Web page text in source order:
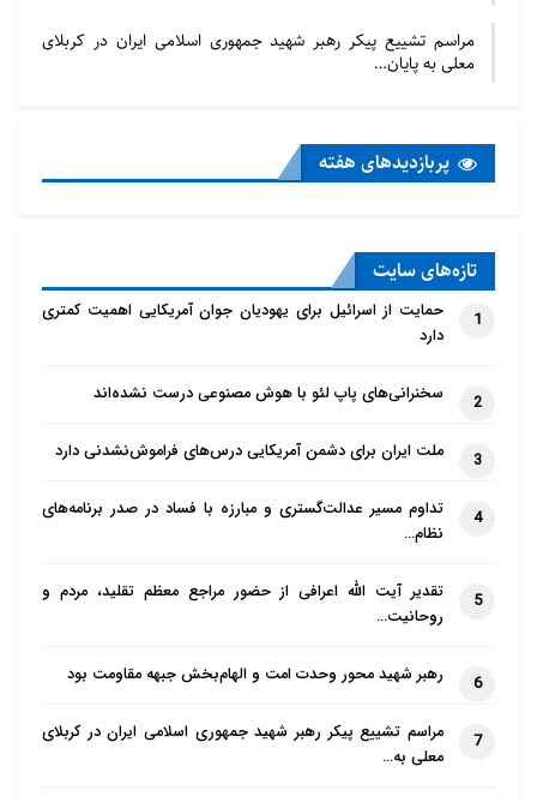
مراسم تشییع پیکر رهبر شهید جمهوری اسلامی ایران در کربلای
معلی به پایان…
پربازدید‌های هفته
تازه‌‌های سایت
1
حمایت از اسرائیل برای یهودیان جوان آمریکایی اهمیت کمتری
دارد
2 سخنرانی‌های پاپ لئو با هوش مصنوعی درست نشده‌اند
3 ملت ایران برای دشمن آمریکایی درس‌های فراموش‌نشدنی دارد
4
تداوم مسیر عدالت‌گستری و مبارزه با فساد در صدر برنامه‌های
نظام…
5
تقدیر آیت الله اعرافی از حضور مراجع معظم تقلید، مردم و
روحانیت…
6 رهبر شهید محور وحدت امت و الهام‌بخش جبهه مقاومت بود
7
مراسم تشییع پیکر رهبر شهید جمهوری اسلامی ایران در کربلای
معلی به…